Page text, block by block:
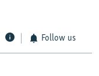
Follow us